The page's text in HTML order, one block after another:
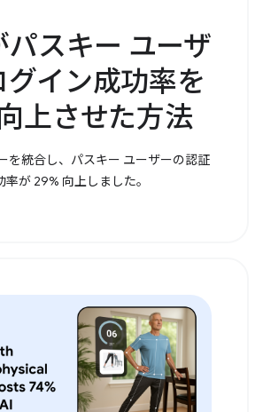
パスキー ユーザ
グイン成功率を
上させた方法
を統合し、パスキー ユーザーの認証
率が 29% 向上しました。